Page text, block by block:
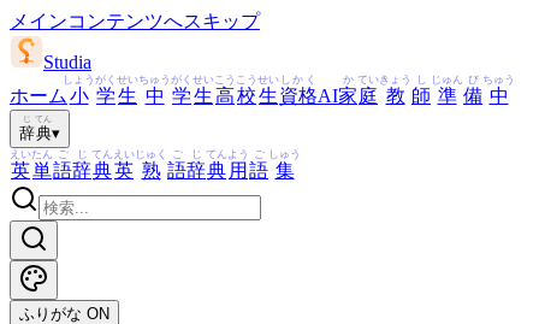
メインコンテンツへスキップ
Studia
ホーム 小
しょう
学
がく
生
せい
中
ちゅう
学
がく
生
せい
高
こう
校
こう
生
せい
資格
しかく
AI家
か
庭
てい
教
きょう
師
し
準
じゅん
備
び
中
ちゅう
辞
じ
典
てん
▾
英
えい
単
たん
語
ご
辞
じ
典
てん
英
えい
熟
じゅく
語
ご
辞
じ
典
てん
用
よう
語
ご
集
しゅう
ふりがな ON